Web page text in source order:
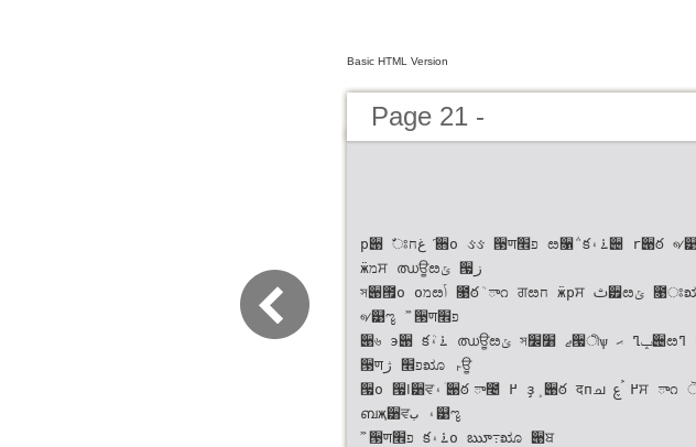
Basic HTML Version
Page 21 -
р੉ ࣗਃغח ҃਋о ઙઙ ੓णפ׮ ೞ૑݅ క࠶۽੄ rؘ੉ఠ ୶୹ झா઴݂s
ӝמਸ ഝਊೞݶ ੗ز
সؘ੉౟о оמೞݴ ೙ఠܳ ా೧ ਗೞח ӝрਸ ࢸ੿ೞݶ ೙ਃೠ ؘ੉ఠܳ ߄۽
୶୹ೡ ࣻ ੓णפ׮
੉৬ э੉ క࠶۽ܳ ഝਊೞݶ সޖ ׸׼੗ীѱ ݒߣ ޙ੄ೞח ߣѢ۽਑ਸ ઴ੌ ࣻ
੓णפ׮ ژೠ ࢎਊ
੗о ੗ߊ੸ਵ۽ ؘ੉ఠ ా೤ ߂ ҙܻ ؘ੉ఠ दпച ߂ ࠙ࢳਸ ా೧ ੋࢎ੉౟ܳ
ബҗ੸ਵ۽ ب୹ೡ
ࣻ ੓णפ׮ క࠶۽о ౠ߹ೠ ੉ਬ